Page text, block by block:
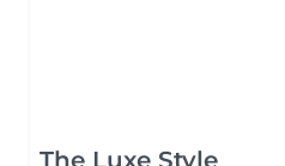
The Luxe Style